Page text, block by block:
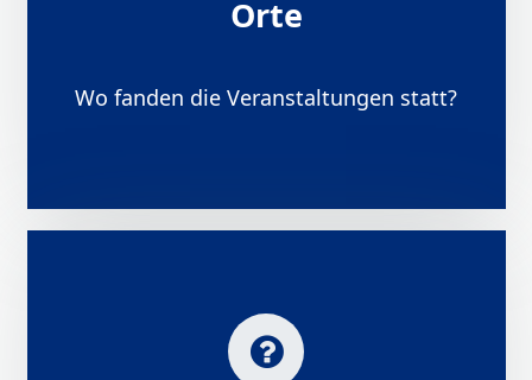
Orte
Wo fanden die Veranstaltungen statt?